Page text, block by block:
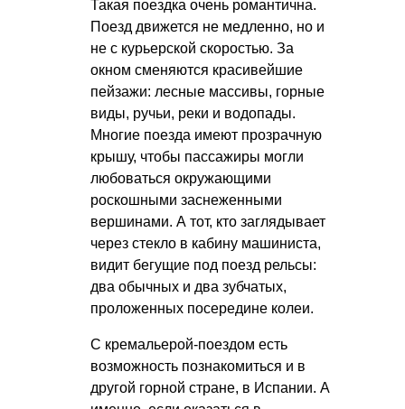
Такая поездка очень романтична.
Поезд движется не медленно, но и
не с курьерской скоростью. За
окном сменяются красивейшие
пейзажи: лесные массивы, горные
виды, ручьи, реки и водопады.
Многие поезда имеют прозрачную
крышу, чтобы пассажиры могли
любоваться окружающими
роскошными заснеженными
вершинами. А тот, кто заглядывает
через стекло в кабину машиниста,
видит бегущие под поезд рельсы:
два обычных и два зубчатых,
проложенных посередине колеи.
С кремальерой-поездом есть
возможность познакомиться и в
другой горной стране, в Испании. А